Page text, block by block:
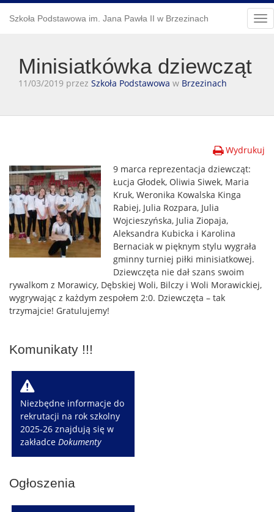
Szkoła Podstawowa im. Jana Pawła II w Brzezinach
Minisiatkówka dziewcząt
11/03/2019 przez Szkoła Podstawowa w Brzezinach
Wydrukuj
9 marca reprezentacja dziewcząt:
Łucja Głodek, Oliwia Siwek, Maria
Kruk, Weronika Kowalska Kinga
Rabiej, Julia Rozpara, Julia
Wojcieszyńska, Julia Ziopaja,
Aleksandra Kubicka i Karolina
Bernaciak w pięknym stylu wygrała
gminny turniej piłki minisiatkowej.
Dziewczęta nie dał szans swoim
rywalkom z Morawicy, Dębskiej Woli, Bilczy i Woli Morawickiej,
wygrywając z każdym zespołem 2:0. Dziewczęta – tak
trzymajcie! Gratulujemy!
Komunikaty !!!
W
Niezbędne informacje do
rekrutacji na rok szkolny
2025-26 znajdują się w
zakładceDokumenty
Ogłoszenia